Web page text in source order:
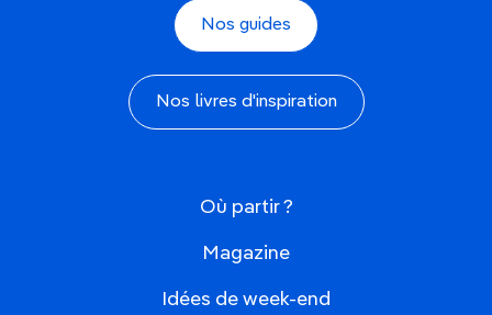
Nos guides
Nos livres d'inspiration
Où partir ?
Magazine
Idées de week-end